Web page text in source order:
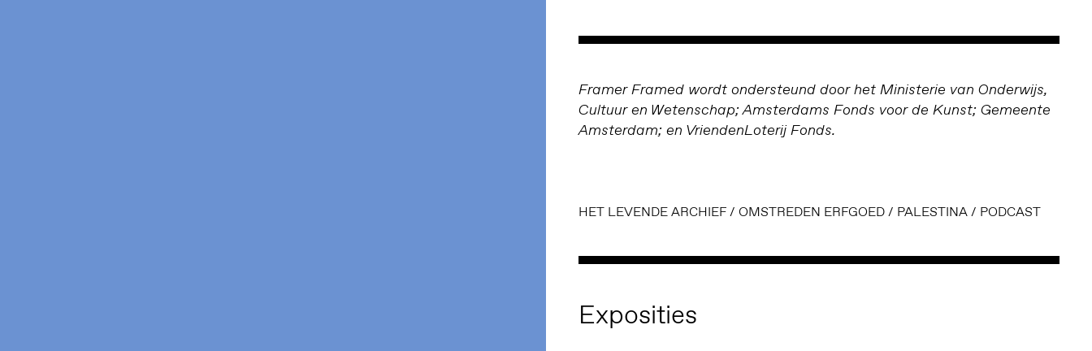
Framer Framed wordt ondersteund door het Ministerie van Onderwijs,
Cultuur en Wetenschap; Amsterdams Fonds voor de Kunst; Gemeente
Amsterdam; en VriendenLoterij Fonds.
HET LEVENDE ARCHIEF/ OMSTREDEN ERFGOED/ PALESTINA/ PODCAST
Exposities